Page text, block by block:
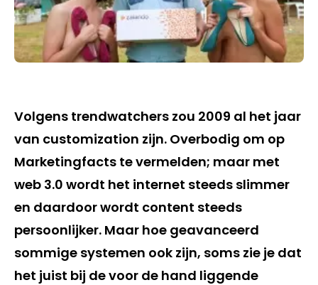
Volgens trendwatchers zou 2009 al het jaar
van customization zijn. Overbodig om op
Marketingfacts te vermelden; maar met
web 3.0 wordt het internet steeds slimmer
en daardoor wordt content steeds
persoonlijker. Maar hoe geavanceerd
sommige systemen ook zijn, soms zie je dat
het juist bij de voor de hand liggende